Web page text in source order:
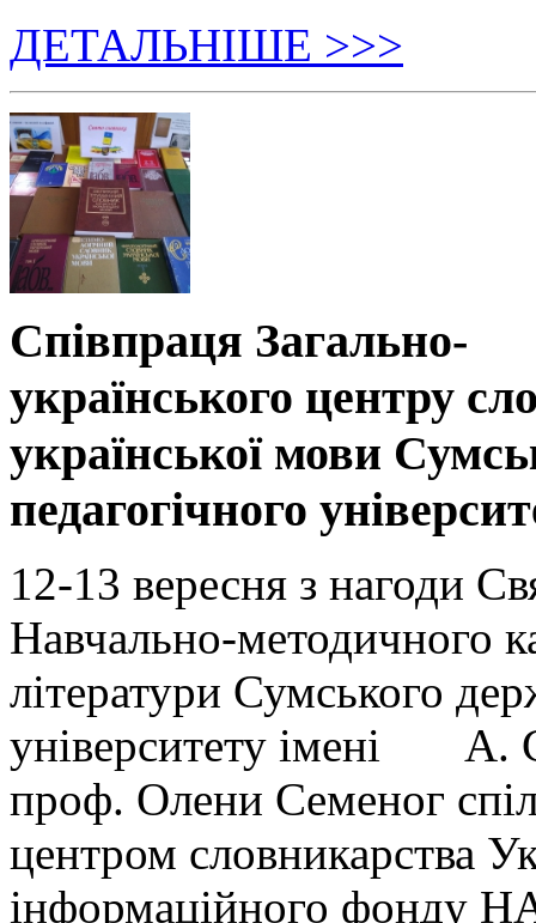
ДЕТАЛЬНІШЕ >>>
Співпраця Загально-
українського центру
української мови
педагогічного
12-13 вересня з нагоди
Навчально-методичного
літератури Сумського
університету імені А.
проф. Олени Семеног
центром словникарства
інформаційного фонду